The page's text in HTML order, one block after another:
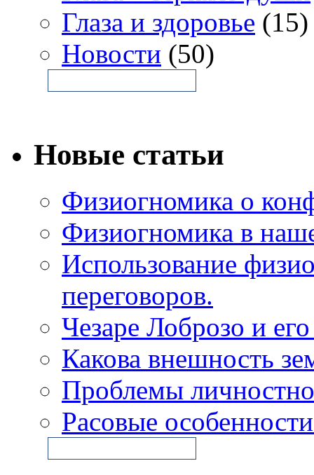
Глаза и здоровье (15)
Новости (50)
Новые статьи
Физиогномика о
Физиогномика в
Использование
переговоров.
Чезаре Лоброзо и
Какова внешность
Проблемы
Расовые